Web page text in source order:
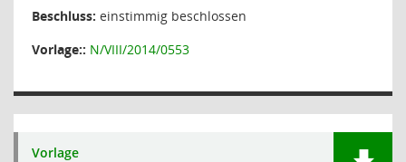
Beschluss: einstimmig beschlossen
Vorlage:: N/VIII/2014/0553
Vorlage